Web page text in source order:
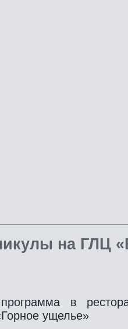
на ГЛЦ
в
ущелье»